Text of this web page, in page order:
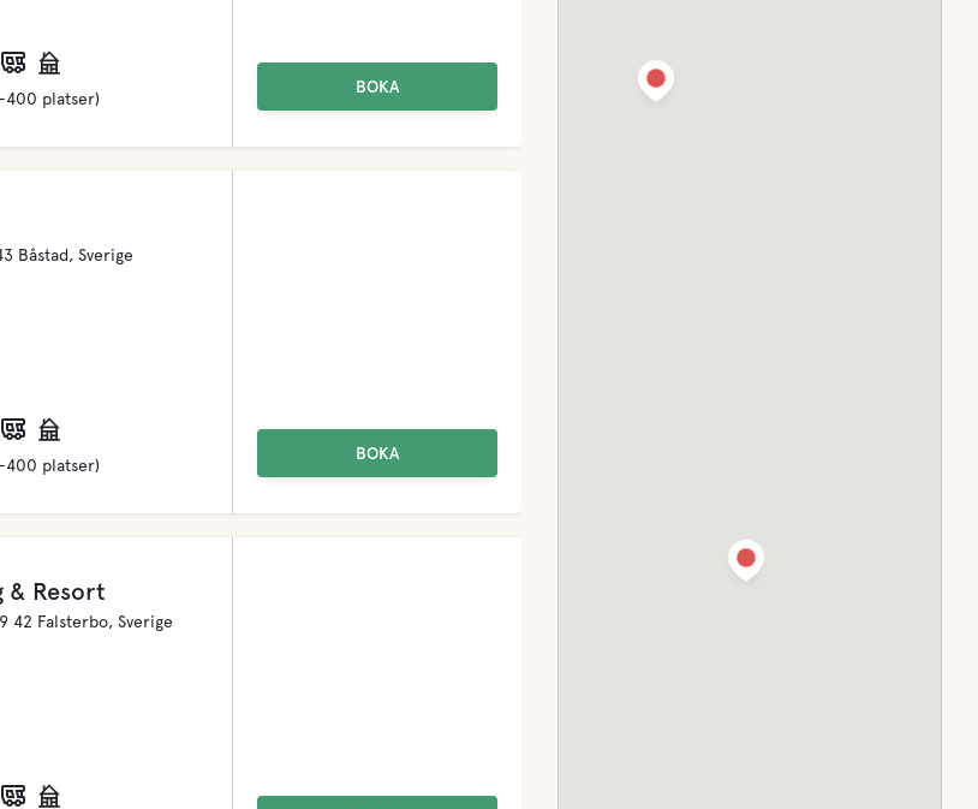
400 platser)
BOKA
Båstad, Sverige
400 platser)
BOKA
& Resort
42 Falsterbo, Sverige